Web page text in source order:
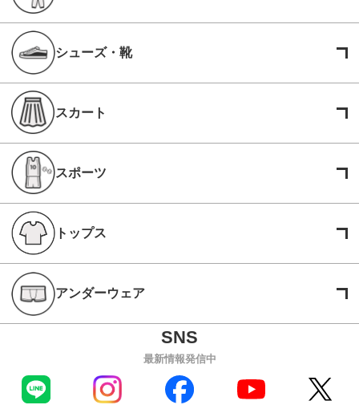
シューズ・靴
スカート
スポーツ
トップス
アンダーウェア
最新情報発信中